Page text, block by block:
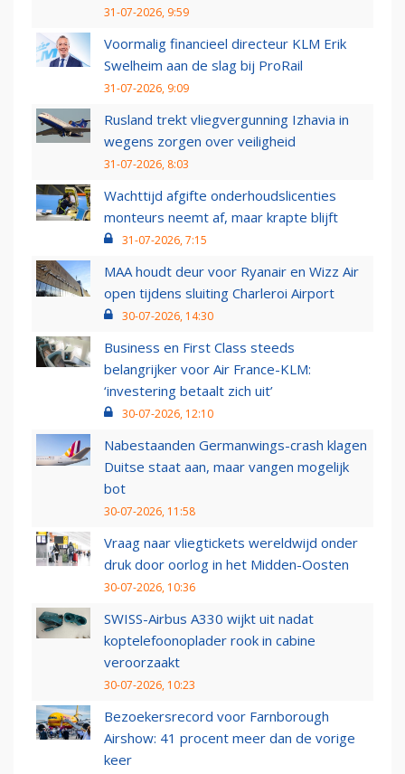
31-07-2026, 9:59
Voormalig financieel directeur KLM Erik
Swelheim aan de slag bij ProRail
31-07-2026, 9:09
Rusland trekt vliegvergunning Izhavia in
wegens zorgen over veiligheid
31-07-2026, 8:03
Wachttijd afgifte onderhoudslicenties
monteurs neemt af, maar krapte blijft
31-07-2026, 7:15
MAA houdt deur voor Ryanair en Wizz Air
open tijdens sluiting Charleroi Airport
30-07-2026, 14:30
Business en First Class steeds
belangrijker voor Air France-KLM:
‘investering betaalt zich uit’
30-07-2026, 12:10
Nabestaanden Germanwings-crash klagen
Duitse staat aan, maar vangen mogelijk
bot
30-07-2026, 11:58
Vraag naar vliegtickets wereldwijd onder
druk door oorlog in het Midden-Oosten
30-07-2026, 10:36
SWISS-Airbus A330 wijkt uit nadat
koptelefoonoplader rook in cabine
veroorzaakt
30-07-2026, 10:23
Bezoekersrecord voor Farnborough
Airshow: 41 procent meer dan de vorige
keer